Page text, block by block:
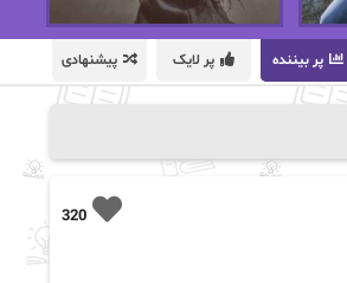
پر بیننده پر لایک پیشنهادی
320